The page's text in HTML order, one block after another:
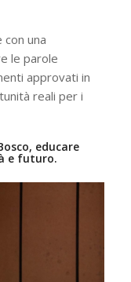
una
le parole
approvati in
reali per i
educare
e futuro.